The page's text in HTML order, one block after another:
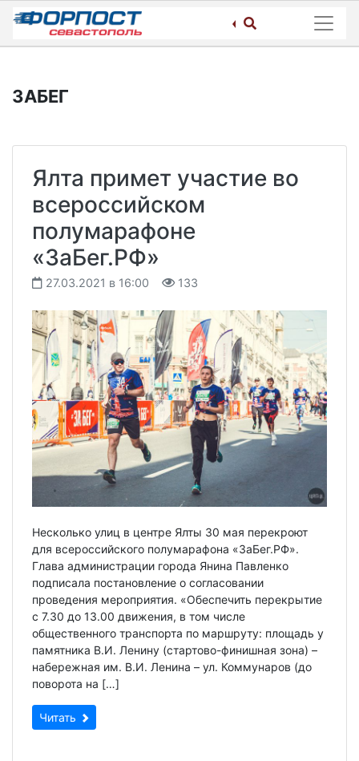
Skip
content
ЗАБЕГ
Ялта примет участие во
всероссийском
полумарафоне
«ЗаБег.РФ»
27.03.2021 в 16:00 133
Несколько улиц в центре Ялты 30 мая перекроют
для всероссийского полумарафона «ЗаБег.РФ».
Глава администрации города Янина Павленко
подписала постановление о согласовании
проведения мероприятия. «Обеспечить перекрытие
с 7.30 до 13.00 движения, в том числе
общественного транспорта по маршруту: площадь у
памятника В.И. Ленину (стартово-финишная зона) –
набережная им. В.И. Ленина – ул. Коммунаров (до
поворота на […]
Читать